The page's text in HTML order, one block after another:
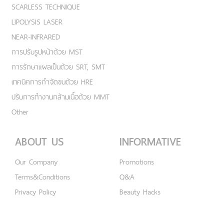
SCARLESS TECHNIQUE
LIPOLYSIS LASER
NEAR-INFRARED
การปรับรูปหน้าด้วย MST
การรักษาแผลเป็นด้วย SRT, SMT
เทคนิคการกำจัดขนด้วย HRE
ปรับการทำงานกล้ามเนื้อด้วย MMT
Other
ABOUT US
Our Company
Terms&Conditions
Privacy Policy
INFORMATIVE
Promotions
Q&A
Beauty Hacks